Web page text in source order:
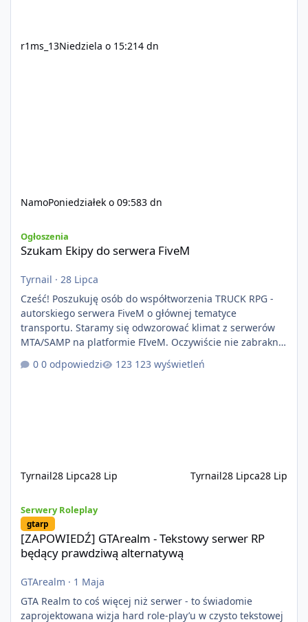
r1ms_13Niedziela o 15:214 dn
NamoPoniedziałek o 09:583 dn
Ogłoszenia
Szukam Ekipy do serwera FiveM
Tyrnail · 28 Lipca
Cześć! Poszukuję osób do współtworzenia TRUCK RPG -
autorskiego serwera FiveM o głównej tematyce
transportu. Staramy się odwzorować klimat z serwerów
MTA/SAMP na platformie FIveM. Oczywiście nie zabraknie
kontentu dla graczy którzy chcą robić coś innego niż
jeździć ciężarówką. Projekt tworzony jest od podstaw z
0 odpowiedzi 123 wyświetleń
Tyrnail28 Lipca28 Lip Tyrnail28 Lipca28 Lip
Serwery Roleplay
gtarp
[ZAPOWIEDŹ] GTArealm - Tekstowy serwer RP
będący prawdziwą alternatywą
GTArealm · 1 Maja
GTA Realm to coś więcej niż serwer - to świadomie
zaprojektowana wizja hard role-play’u w czysto tekstowej